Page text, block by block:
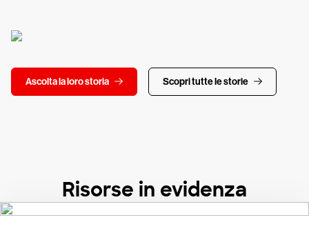
Ascolta la loro storia Scopri tutte le storie
Risorse in evidenza